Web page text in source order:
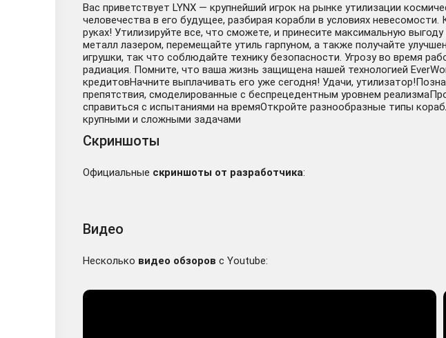
Вас приветствует LYNX — крупнейший игрок на рынке утилизации
человечества в его будущее, разбирая корабли в условиях
руках! Утилизируйте все, что сможете, и принесите максимальную
металл лазером, перемещайте утиль гарпуном, а также получайте
игрушки, так что соблюдайте технику безопасности. Угрозу во время
радиация. Помните, что ваша жизнь защищена нашей технологией
кредитовНачните выплачивать его уже сегодня! Удачи,
препятствия, смоделированные с беспрецедентным уровнем
справиться с испытаниями на времяОткройте разнообразные типы
крупными и сложными задачами
Скриншоты
Официальные скриншоты от разработчика:
Видео
Несколько видео обзоров с Youtube: